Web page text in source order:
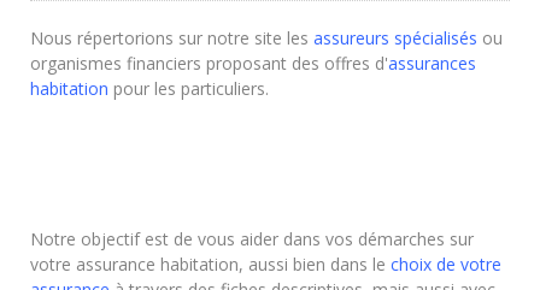
Nous répertorions sur notre site les assureurs spécialisés ou
organismes financiers proposant des offres d'assurances
habitation pour les particuliers.
Notre objectif est de vous aider dans vos démarches sur
votre assurance habitation, aussi bien dans le choix de votre